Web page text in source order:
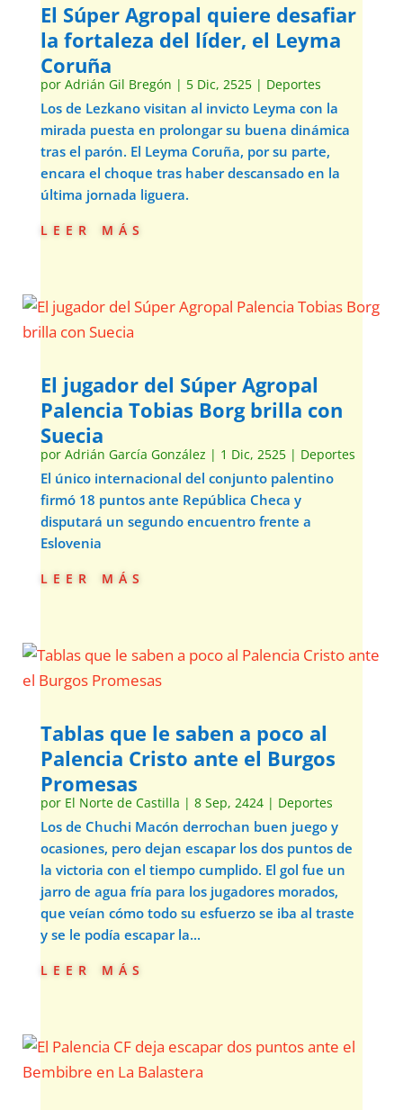
El Súper Agropal quiere desafiar
la fortaleza del líder, el Leyma
Coruña
por Adrián Gil Bregón | 5 Dic, 2525| Deportes
Los de Lezkano visitan al invicto Leyma con la
mirada puesta en prolongar su buena dinámica
tras el parón. El Leyma Coruña, por su parte,
encara el choque tras haber descansado en la
última jornada liguera.
leer más
El jugador del Súper Agropal
Palencia Tobias Borg brilla con
Suecia
por Adrián García González | 1 Dic, 2525| Deportes
El único internacional del conjunto palentino
firmó 18 puntos ante República Checa y
disputará un segundo encuentro frente a
Eslovenia
leer más
Tablas que le saben a poco al
Palencia Cristo ante el Burgos
Promesas
por El Norte de Castilla | 8 Sep, 2424| Deportes
Los de Chuchi Macón derrochan buen juego y
ocasiones, pero dejan escapar los dos puntos de
la victoria con el tiempo cumplido. El gol fue un
jarro de agua fría para los jugadores morados,
que veían cómo todo su esfuerzo se iba al traste
y se le podía escapar la...
leer más